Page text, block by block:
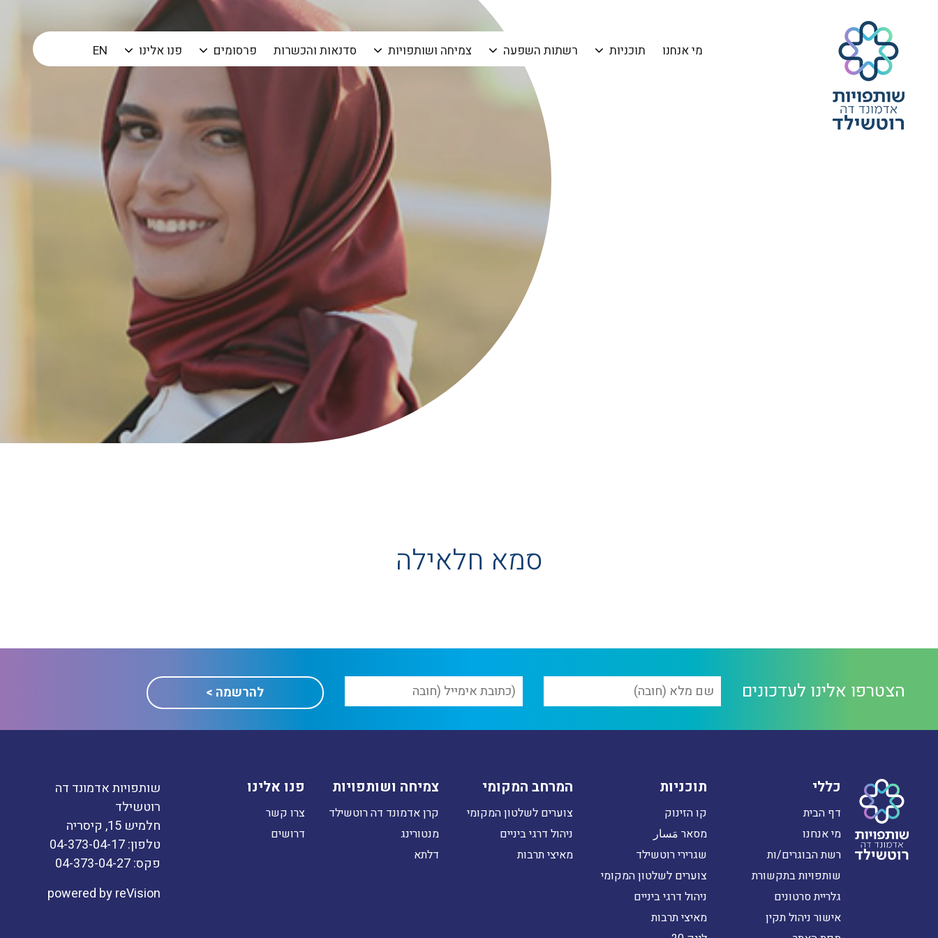
מי אנחנו תוכניות רשתות השפעה צמיחה ושותפויות סדנאות והכשרות פרסומים פנו אלינו EN
סמא חלאילה
הצטרפו אלינו לעדכונים
כללי
דף הבית
מי אנחנו
רשת הבוגרים/ות
שותפויות בתקשורת
גלריית סרטונים
אישור ניהול תקין
תוכניות
קו הזינוק
מסאר مَسار
שגרירי רוטשילד
צוערים לשלטון המקומי
ניהול דרגי ביניים
מאיצי תרבות
המרחב המקומי
צוערים לשלטון המקומי
ניהול דרגי ביניים
מאיצי תרבות
צמיחה ושותפויות
קרן אדמונד דה רוטשילד
מנטורינג
דלתא
פנו אלינו
צרו קשר
דרושים
שותפויות אדמונד דה
רוטשילד
חלמיש 15, קיסריה
טלפון: 04-373-04-17
פקס: 04-373-04-27
powered byreVision